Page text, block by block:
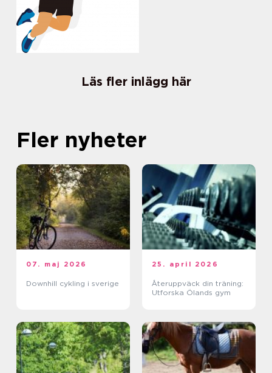
Läs fler inlägg här
Fler nyheter
07. maj 2026
Downhill cykling i sverige
25. april 2026
Återuppväck din träning:
Utforska Ölands gym